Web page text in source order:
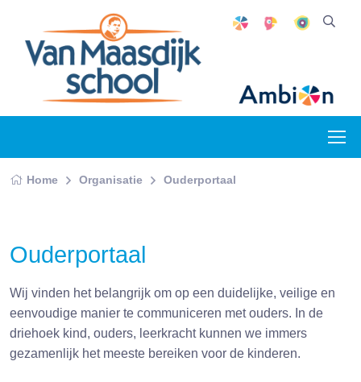
Home Organisatie Ouderportaal
Ouderportaal
Wij vinden het belangrijk om op een duidelijke, veilige en
eenvoudige manier te communiceren met ouders. In de
driehoek kind, ouders, leerkracht kunnen we immers
gezamenlijk het meeste bereiken voor de kinderen.